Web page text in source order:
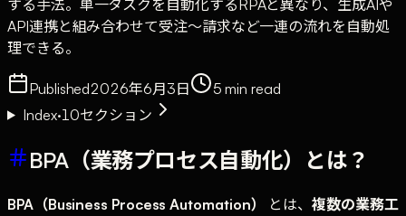
する手法。単一タスクを自動化するRPAと異なり、生成AIや
API連携と組み合わせて受注〜請求など一連の流れを自動処
理できる。
Published2026年6月3日 5 min read
Index·10セクション
BPA（業務プロセス自動化）とは？
BPA（Business Process Automation） とは、複数の業務工